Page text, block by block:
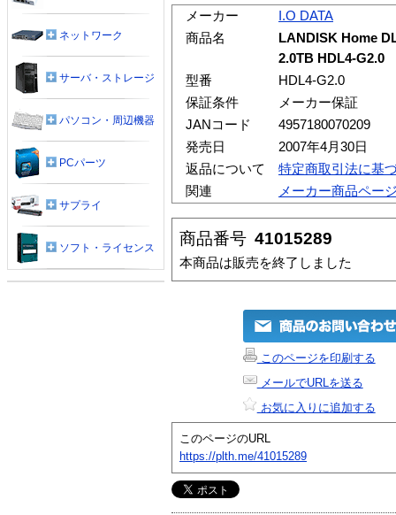
メーカー
I.O DATA
商品名
LANDISK Home
2.0TB HDL4-G2.0
型番
HDL4-G2.0
保証条件
メーカー保証
JANコード
4957180070209
発売日
2007年4月30日
返品について
特定商取引法に基
関連
メーカー商品ペー
商品番号 41015289
本商品は販売を終了しました
このページを印刷する
メールでURLを送る
お気に入りに追加する
このページのURL
https://plth.me/41015289
ネットワーク
サーバ・ストレージ
パソコン・周辺機器
PCパーツ
サプライ
ソフト・ライセンス